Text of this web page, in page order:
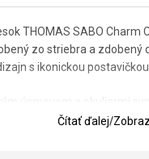
THOMAS SABO Charm
zo striebra a zdobený
s ikonickou
úsmevom a okuliarmi
dňa. Prívesok dodá
Čítať ďalej/